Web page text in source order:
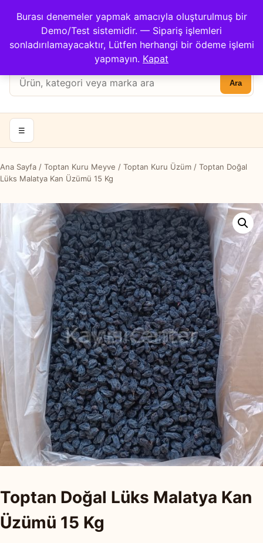
Burası denemeler yapmak amacıyla oluşturulmuş bir
Demo/Test sistemidir. — Sipariş işlemleri
sonladırılamayacaktır, Lütfen herhangi bir ödeme işlemi
yapmayın. Kapat
Kargom Nerede?İletişim
Apricot Center
Ürün
ara:
Ara
Hesabım
Sepet
☰
Ana Sayfa / Toptan Kuru Meyve / Toptan Kuru Üzüm / Toptan Doğal
Lüks Malatya Kan Üzümü 15 Kg
Toptan Doğal Lüks Malatya Kan
Üzümü 15 Kg